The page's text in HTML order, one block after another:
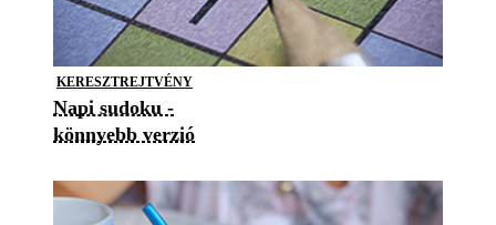
KERESZTREJTVÉNY
Napi sudoku -
könnyebb verzió